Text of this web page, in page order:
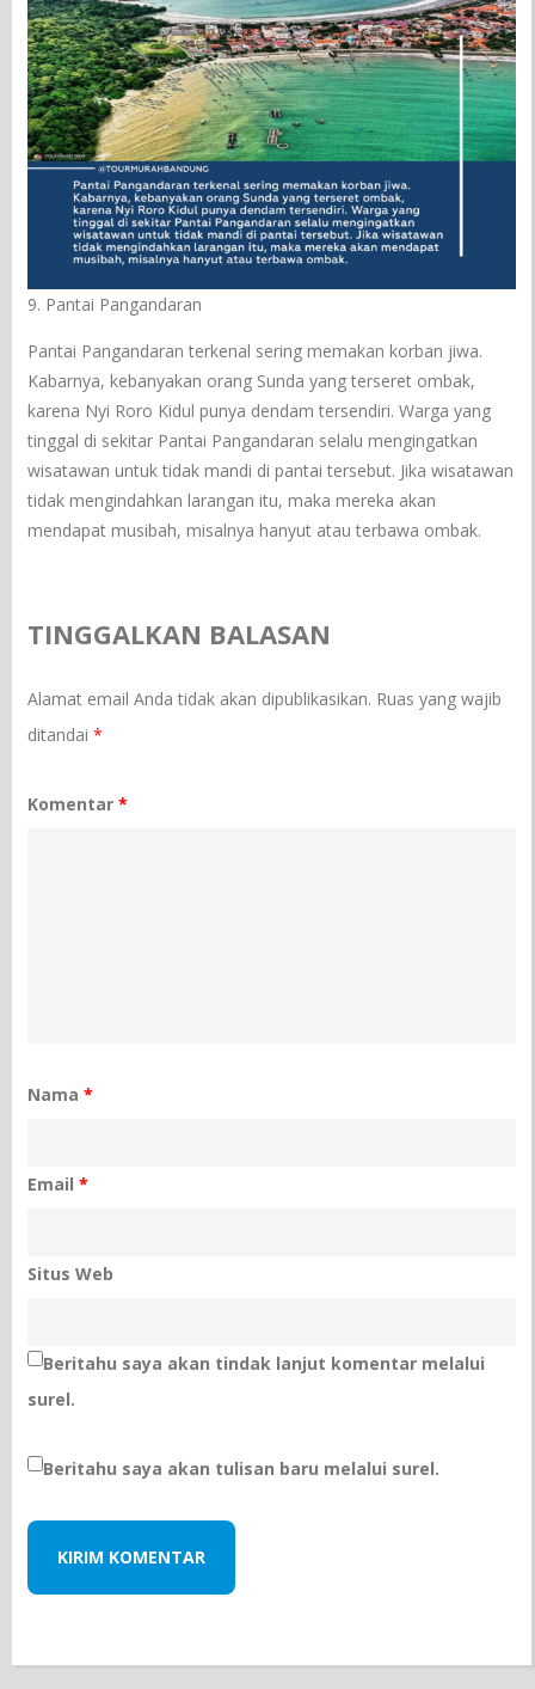
9. Pantai Pangandaran
Pantai Pangandaran terkenal sering memakan korban jiwa.
Kabarnya, kebanyakan orang Sunda yang terseret ombak,
karena Nyi Roro Kidul punya dendam tersendiri. Warga yang
tinggal di sekitar Pantai Pangandaran selalu mengingatkan
wisatawan untuk tidak mandi di pantai tersebut. Jika wisatawan
tidak mengindahkan larangan itu, maka mereka akan
mendapat musibah, misalnya hanyut atau terbawa ombak.
TINGGALKAN BALASAN
Alamat email Anda tidak akan dipublikasikan. Ruas yang wajib
ditandai*
Komentar*
Nama*
Email*
Situs Web
Beritahu saya akan tindak lanjut komentar melalui
surel.
Beritahu saya akan tulisan baru melalui surel.